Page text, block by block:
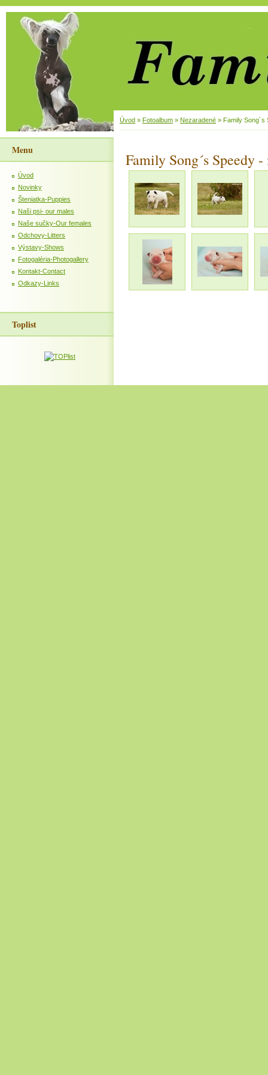
Menu
Úvod
Novinky
Šteniatka-Puppies
Naši psi- our males
Naše sučky-Our females
Odchovy-Litters
Výstavy-Shows
Fotogaléria-Photogallery
Kontakt-Contact
Odkazy-Links
Toplist
Úvod » Fotoalbum » Nezaradené » Family Song´s
Family Song´s Speedy